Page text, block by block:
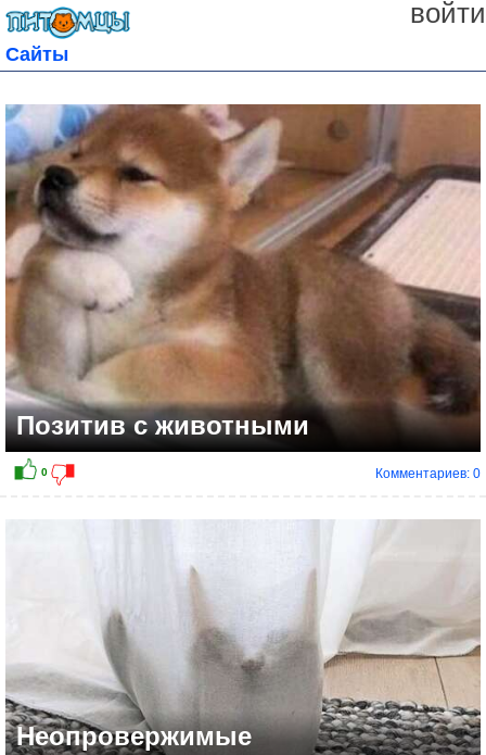
войти
Сайты
Позитив с животными
Комментариев: 0
Неопровержимые